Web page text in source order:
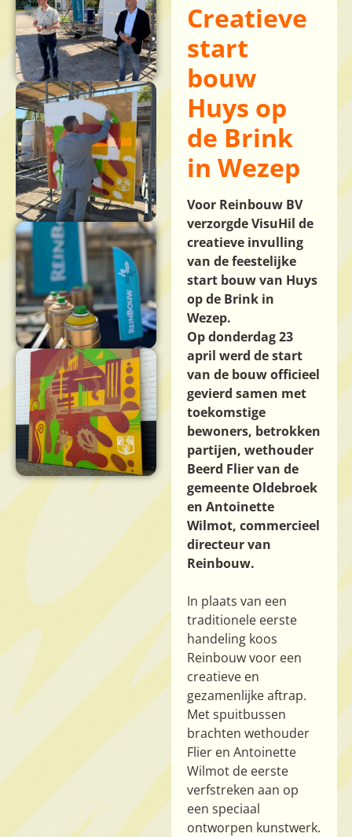
Creatieve
start
bouw
Huys op
de Brink
in Wezep
Voor Reinbouw BV
verzorgde VisuHil de
creatieve invulling
van de feestelijke
start bouw van Huys
op de Brink in
Wezep.
Op donderdag 23
april werd de start
van de bouw officieel
gevierd samen met
toekomstige
bewoners, betrokken
partijen, wethouder
Beerd Flier van de
gemeente Oldebroek
en Antoinette
Wilmot, commercieel
directeur van
Reinbouw.
In plaats van een
traditionele eerste
handeling koos
Reinbouw voor een
creatieve en
gezamenlijke aftrap.
Met spuitbussen
brachten wethouder
Flier en Antoinette
Wilmot de eerste
verfstreken aan op
een speciaal
ontworpen kunstwerk.